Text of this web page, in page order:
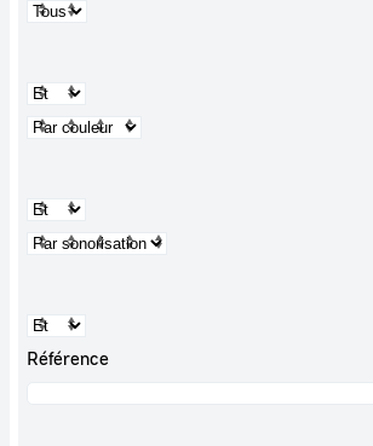
Référence